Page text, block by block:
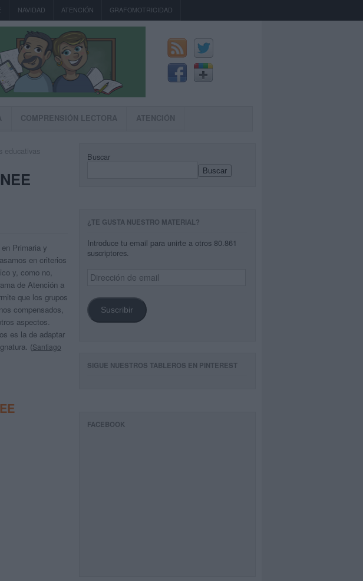
NAVIDAD ATENCIÓN GRAFOMOTRICIDAD
COMPRENSIÓN LECTORA ATENCIÓN
educativas
Primaria y
en criterios
y, como no,
de Atención a
que los grupos
compensados,
aspectos.
es la de adaptar
(Santiago
Buscar
Buscar
¿TE GUSTA NUESTRO MATERIAL?
Introduce tu email para unirte a otros 80.861
suscriptores.
Dirección
de
Suscribir
SIGUE NUESTROS TABLEROS EN PINTEREST
FACEBOOK